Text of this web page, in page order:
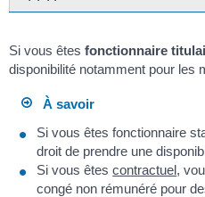
Si vous êtes fonctionnaire
disponibilité notamment pour les
À savoir
Si vous êtes fonctionnaire
droit de prendre une
Si vous êtescontractuel,
congé non rémunéré pour